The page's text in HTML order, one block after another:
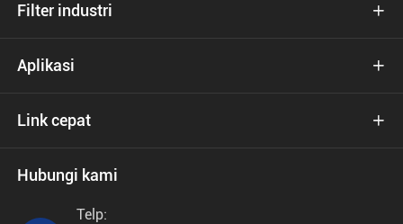
Filter industri 
Aplikasi 
Link cepat 
Hubungi kami
Telp: